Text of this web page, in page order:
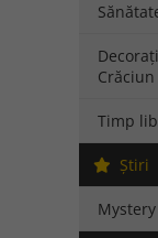
Crăciun
Timp
Ştiri